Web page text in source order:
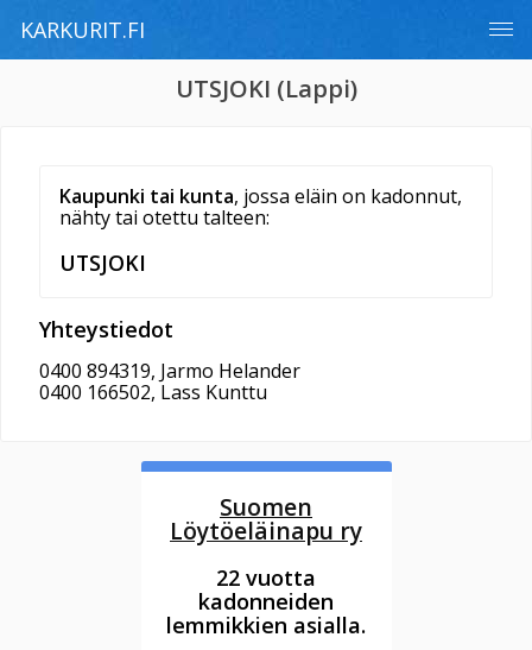
KARKURIT.FI
UTSJOKI (Lappi)
Kaupunki tai kunta, jossa eläin on kadonnut,
nähty tai otettu talteen:
UTSJOKI
Yhteystiedot
0400 894319, Jarmo Helander
0400 166502, Lass Kunttu
Suomen
Löytöeläinapu ry
22 vuotta
kadonneiden
lemmikkien asialla.